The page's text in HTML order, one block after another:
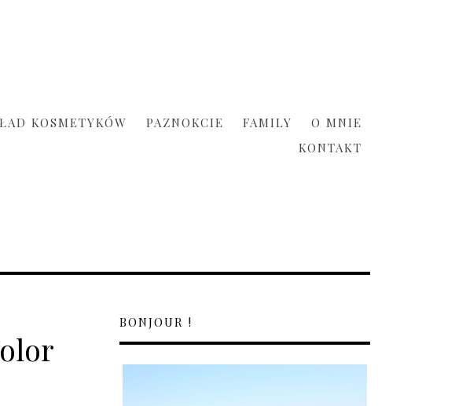
KOSMETYKÓW PAZNOKCIE FAMILY
O MNIE
KONTAKT
BONJOUR !